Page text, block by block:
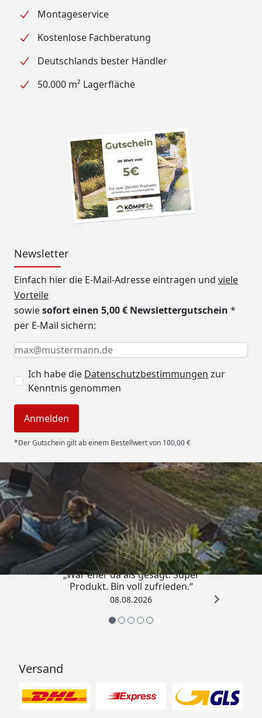
Montageservice
Kostenlose Fachberatung
Deutschlands bester Händler
50.000 m² Lagerfläche
Newsletter
Einfach hier die E-Mail-Adresse eintragen und viele
Vorteile
sowiesofort einen 5,00 € Newslettergutschein *
per E-Mail sichern:
Keine Eingabe erforderlich
Eingabe erforderlich
E-Mail *
Ich habe die Datenschutzbestimmungen zur
Kenntnis genommen
Anmelden
*Der Gutschein gilt ab einem Bestellwert von 100,00 €
Trusted Shops
4,85/ 5
„War eher da als gesagt. Super
Produkt. Bin voll zufrieden.“
08.08.2026
Versand